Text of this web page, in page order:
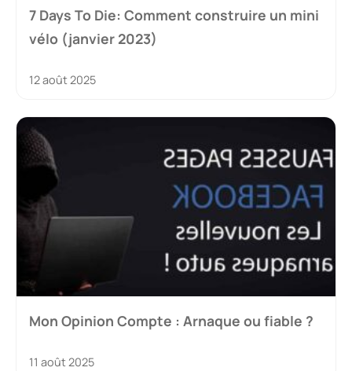
7 Days To Die: Comment construire un mini
vélo (janvier 2023)
12 août 2025
Mon Opinion Compte : Arnaque ou fiable ?
11 août 2025